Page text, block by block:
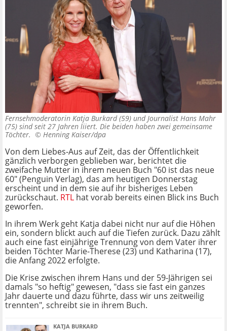
Fernsehmoderatorin Katja Burkard (59) und Journalist Hans Mahr
(75) sind seit 27 Jahren liiert. Die beiden haben zwei gemeinsame
Töchter. © Henning Kaiser/dpa
Von dem Liebes-Aus auf Zeit, das der Öffentlichkeit
gänzlich verborgen geblieben war, berichtet die
zweifache Mutter in ihrem neuen Buch "60 ist das neue
60" (Penguin Verlag), das am heutigen Donnerstag
erscheint und in dem sie auf ihr bisheriges Leben
zurückschaut. RTL hat vorab bereits einen Blick ins Buch
geworfen.
In ihrem Werk geht Katja dabei nicht nur auf die Höhen
ein, sondern blickt auch auf die Tiefen zurück. Dazu zählt
auch eine fast einjährige Trennung von dem Vater ihrer
beiden Töchter Marie-Therese (23) und Katharina (17),
die Anfang 2022 erfolgte.
Die Krise zwischen ihrem Hans und der 59-Jährigen sei
damals "so heftig" gewesen, "dass sie fast ein ganzes
Jahr dauerte und dazu führte, dass wir uns zeitweilig
trennten", schreibt sie in ihrem Buch.
KATJA BURKARD